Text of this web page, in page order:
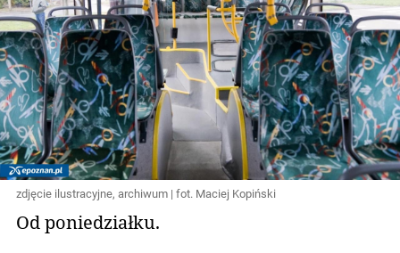
zdjęcie ilustracyjne, archiwum | fot. Maciej Kopiński
Od poniedziałku.